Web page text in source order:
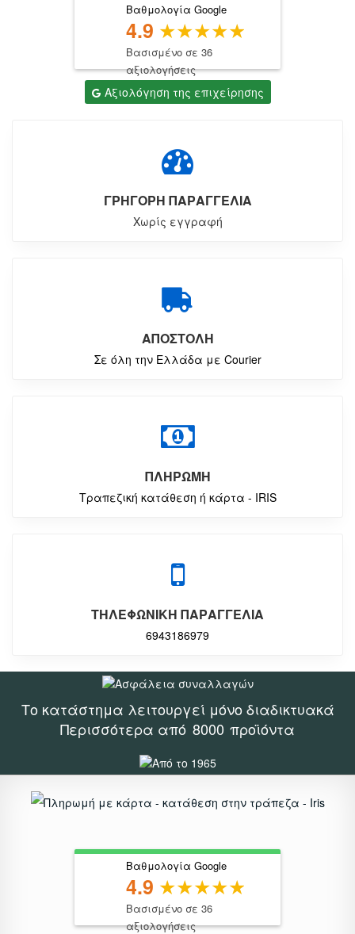
Βαθμολογία Google
4.9
Βασισμένο σε 36
αξιολογήσεις
Αξιολόγηση της επιχείρησης
ΓΡΗΓΟΡΗ ΠΑΡΑΓΓΕΛΙΑ
Χωρίς εγγραφή
ΑΠΟΣΤΟΛΗ
Σε όλη την Ελλάδα με Courier
ΠΛΗΡΩΜΗ
Τραπεζική κατάθεση ή κάρτα - IRIS
ΤΗΛΕΦΩΝΙΚΗ ΠΑΡΑΓΓΕΛΙΑ
6943186979
Το κατάστημα λειτουργεί μόνο διαδικτυακά
Περισσότερα από 8000 προϊόντα
Βαθμολογία Google
4.9
Βασισμένο σε 36
αξιολογήσεις